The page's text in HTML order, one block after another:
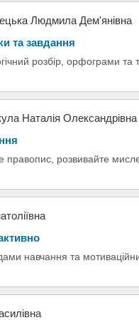
Людмила Дем'янівна
та завдання
розбір, орфограми та
Наталія Олександрівна
правопис, розвивайте
навчання та